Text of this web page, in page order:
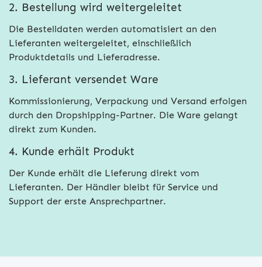
2. Bestellung wird weitergeleitet
Die Bestelldaten werden automatisiert an den
Lieferanten weitergeleitet, einschließlich
Produktdetails und Lieferadresse.
3. Lieferant versendet Ware
Kommissionierung, Verpackung und Versand erfolgen
durch den Dropshipping-Partner. Die Ware gelangt
direkt zum Kunden.
4. Kunde erhält Produkt
Der Kunde erhält die Lieferung direkt vom
Lieferanten. Der Händler bleibt für Service und
Support der erste Ansprechpartner.